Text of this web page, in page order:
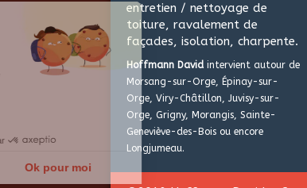
entretien / nettoyage de
toiture, ravalement de
façades, isolation, charpente.
Hoffmann David intervient autour de
Morsang-sur-Orge, Épinay-sur-
Orge, Viry-Châtillon, Juvisy-sur-
Orge, Grigny, Morangis, Sainte-
Geneviève-des-Bois ou encore
Longjumeau.